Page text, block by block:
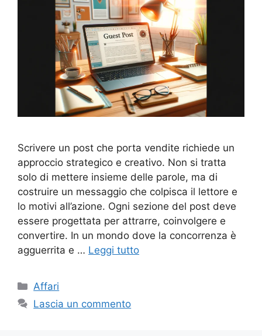
Scrivere un post che porta vendite richiede un
approccio strategico e creativo. Non si tratta
solo di mettere insieme delle parole, ma di
costruire un messaggio che colpisca il lettore e
lo motivi all’azione. Ogni sezione del post deve
essere progettata per attrarre, coinvolgere e
convertire. In un mondo dove la concorrenza è
agguerrita e … Leggi tutto
Categorie
Affari
Lascia un commento